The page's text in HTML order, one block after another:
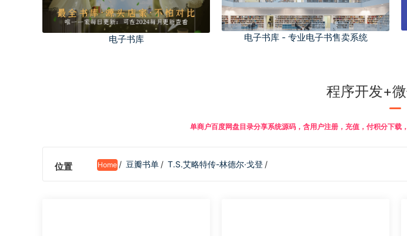
电子书库 电子书库 - 专业电子书售卖系统
程序开发+
单商户百度网盘目录分享系统源码，含用户注册，充值，付积分下
位置 Home / 豆瓣书单 / T.S.艾略特传-林德尔·戈登 /